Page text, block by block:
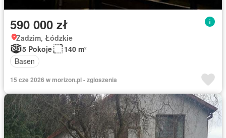
590 000 zł
Zadzim, Łódzkie
5 Pokoje
140 m²
Basen
15 cze 2026 w morizon.pl - zgloszenia